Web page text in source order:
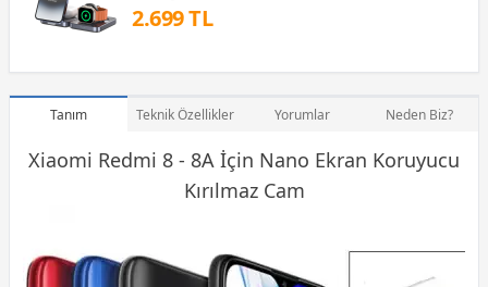
2.699 TL
Tanım Teknik Özellikler Yorumlar Neden Biz?
Xiaomi Redmi 8 - 8A İçin Nano Ekran Koruyucu
Kırılmaz Cam